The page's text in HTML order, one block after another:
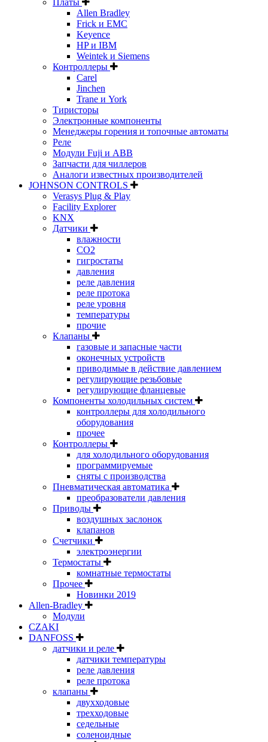
Allen Bradley
Frick и EMC
Keyence
HP и IBM
Weintek и Siemens
Контроллеры
Carel
Jinchen
Trane и York
Тиристоры
Электронные компоненты
Менеджеры горения и топочные автоматы
Реле
Модули Fuji и ABB
Запчасти для чиллеров
Аналоги известных производителей
JOHNSON CONTROLS
Verasys Plug & Play
Facility Explorer
KNX
Датчики
влажности
CO2
гигростаты
давления
реле давления
реле протока
реле уровня
температуры
прочие
Клапаны
газовые и запасные части
оконечных устройств
приводимые в действие давлением
регулирующие резьбовые
регулирующие фланцевые
Компоненты холодильных систем
контроллеры для холодильного
оборудования
прочее
Контроллеры
для холодильного оборудования
программируемые
сняты с производства
Пневматическая автоматика
преобразователи давления
Приводы
воздушных заслонок
клапанов
Счетчики
электроэнергии
Термостаты
комнатные термостаты
Прочее
Новинки 2019
Allen-Bradley
Модули
CZAKI
DANFOSS
датчики и реле
датчики температуры
реле давления
реле протока
клапаны
двухходовые
трехходовые
седельные
соленоидные